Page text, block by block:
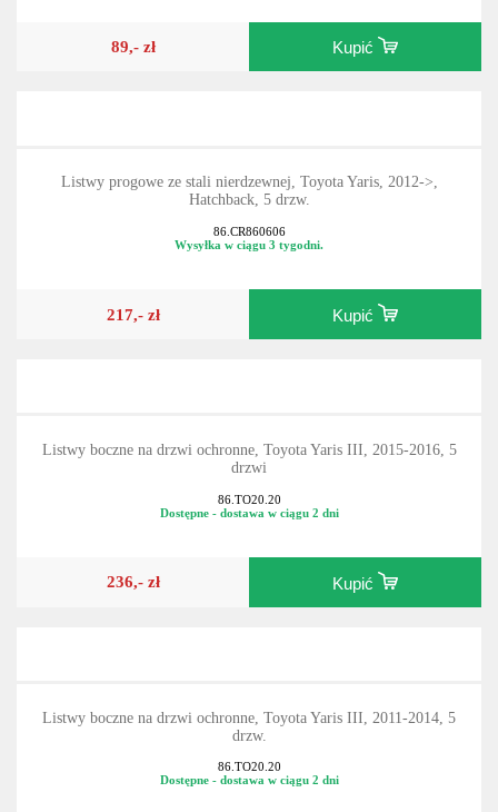
89,- zł Kupić
Listwy progowe ze stali nierdzewnej, Toyota Yaris, 2012->,
Hatchback, 5 drzw.
86.CR860606
Wysyłka w ciągu 3 tygodni.
217,- zł Kupić
Listwy boczne na drzwi ochronne, Toyota Yaris III, 2015-2016, 5
drzwi
86.TO20.20
Dostępne - dostawa w ciągu 2 dni
236,- zł Kupić
Listwy boczne na drzwi ochronne, Toyota Yaris III, 2011-2014, 5
drzw.
86.TO20.20
Dostępne - dostawa w ciągu 2 dni